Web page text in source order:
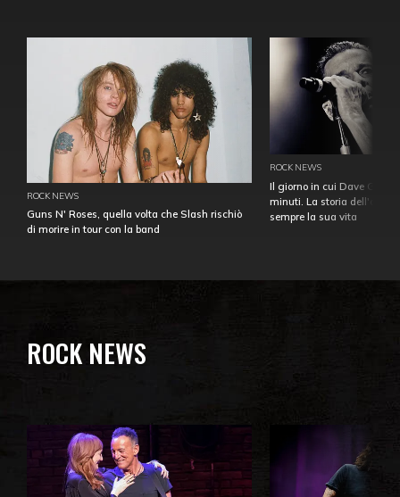
ROCK NEWS
Guns N' Roses, quella volta che Slash rischiò
di morire in tour con la band
ROCK NEWS
Il giorno in cui Dave
minuti. La storia
sempre la sua vita
ROCK NEWS